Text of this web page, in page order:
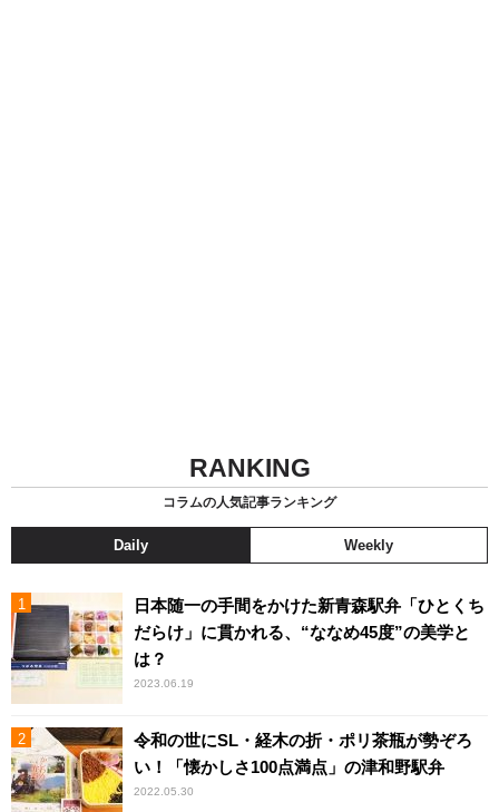
RANKING
コラムの人気記事ランキング
Daily Weekly
日本随一の手間をかけた新青森駅弁「ひとくち
だらけ」に貫かれる、“ななめ45度”の美学と
は？
2023.06.19
令和の世にSL・経木の折・ポリ茶瓶が勢ぞろ
い！「懐かしさ100点満点」の津和野駅弁
2022.05.30